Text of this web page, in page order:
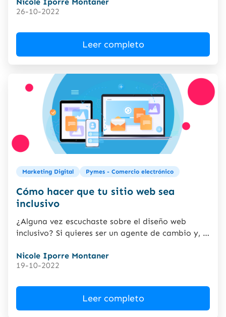
26-10-2022
Leer completo
Marketing Digital Pymes - Comercio electrónico
Cómo hacer que tu sitio web sea
inclusivo
¿Alguna vez escuchaste sobre el diseño web
inclusivo? Si quieres ser un agente de cambio y, a
Nicole Iporre Montaner
19-10-2022
Leer completo